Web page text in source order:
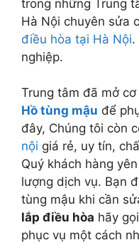
trong những Trung
Hà Nội chuyên sửa
điều hòa tại Hà Nội.
nghiệp.
Trung tâm đã mở cơ
Hồ tùng mậu để
đây, Chúng tôi còn
nội giá rẻ, uy tín,
Quý khách hàng
lượng dịch vụ. Bạn
tùng mậu khi cần
lắp điều hòa hãy
phục vụ một cách